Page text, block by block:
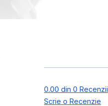
0.00 din 0 Recenzii
Scrie o Recenzie